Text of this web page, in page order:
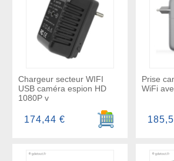
Chargeur secteur WIFI
USB caméra espion HD
1080P v
Ajouter au panier
174,44 €
Prise
WiFi